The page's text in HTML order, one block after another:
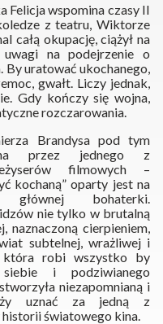
Felicja wspomina czasy II
z teatru, Wiktorze
całą okupację, ciążył na
na podejrzenie o
uratować ukochanego,
gwałt. Liczy jednak,
Gdy kończy się wojna,
rozczarowania.
Brandysa pod tym
przez jednego z
filmowych –
kochaną” oparty jest na
głównej bohaterki.
nie tylko w brutalną
cierpieniem,
subtelnej, wrażliwej i
która robi wszystko by
i podziwianego
niezapomnianą i
uznać za jedną z
światowego kina.